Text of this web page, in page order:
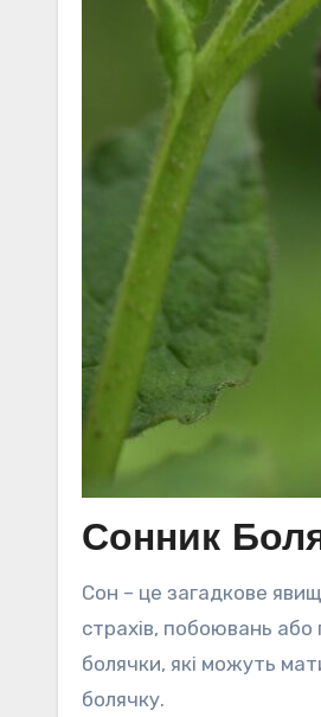
Сонник
Сон – це загадкове
страхів, побоювань або
болячки, які можуть
болячку.